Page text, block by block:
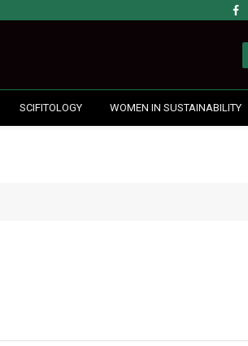
SCIFITOLOGY WOMEN IN SUSTAINABILITY